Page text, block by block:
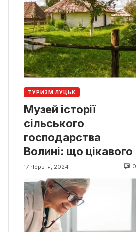
ТУРИЗМ ЛУЦЬК
Музей історії
сільського
господарства
Волині: що цікавого
17 Червня, 2024 0